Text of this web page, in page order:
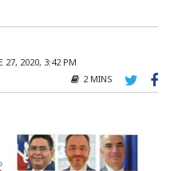
27, 2020, 3:42 PM
2 MINS